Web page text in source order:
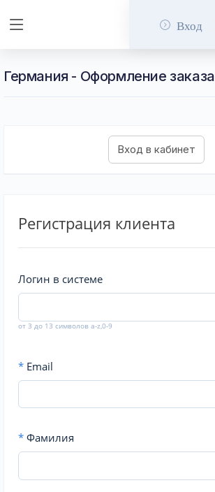
Вход
Германия - Оформление заказа
Регистрация клиента
Логин в системе
от 3 до 13 символов a-z,0-9
* Email
* Фамилия